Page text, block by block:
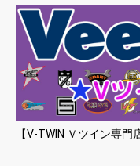
【V-TWIN Ｖツイン専門